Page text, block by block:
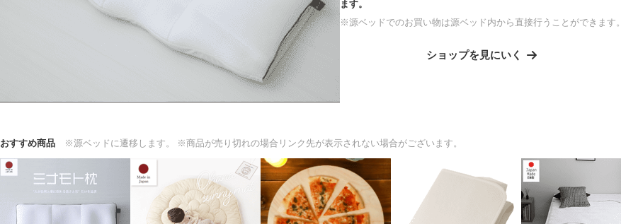
ます。
※源ベッドでのお買い物は源ベッド内から直接行うことができます。
ショップを見にいく
おすすめ商品 ※源ベッドに遷移します。 ※商品が売り切れの場合リンク先が表示されない場合がございます。